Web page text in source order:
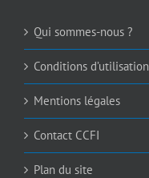
Qui sommes-nous ?
Conditions d’utilisation
Mentions légales
Contact CCFI
Plan du site